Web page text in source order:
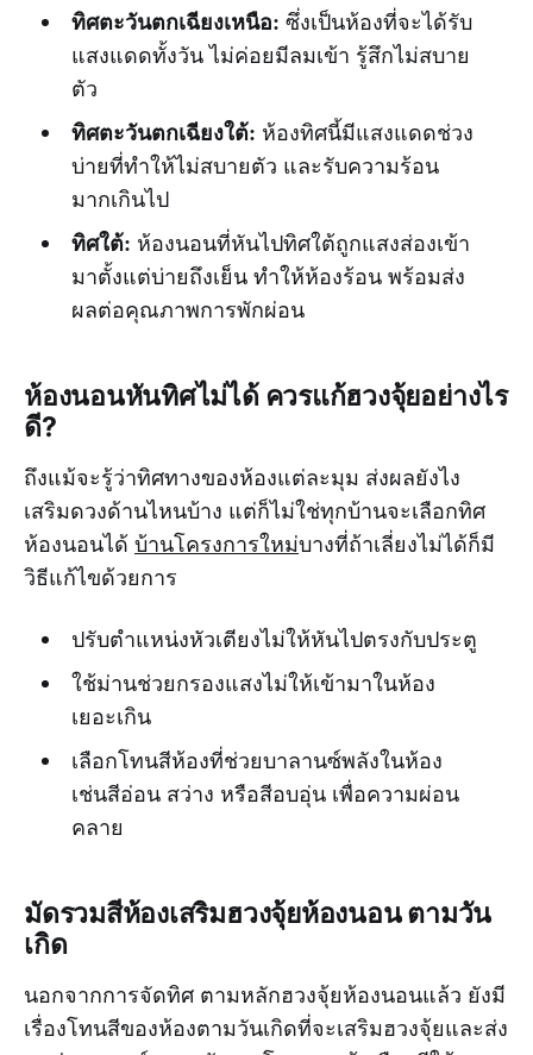
ทิศตะวันตกเฉียงเหนือ: ซึ่งเป็นห้องที่จะได้รับ
แสงแดดทั้งวัน ไม่ค่อยมีลมเข้า รู้สึกไม่สบาย
ตัว
ทิศตะวันตกเฉียงใต้: ห้องทิศนี้มีแสงแดดช่วง
บ่ายที่ทำให้ไม่สบายตัว และรับความร้อน
มากเกินไป
ทิศใต้: ห้องนอนที่หันไปทิศใต้ถูกแสงส่องเข้า
มาตั้งแต่บ่ายถึงเย็น ทำให้ห้องร้อน พร้อมส่ง
ผลต่อคุณภาพการพักผ่อน
ห้องนอนหันทิศไม่ได้ ควรแก้ฮวงจุ้ยอย่างไร
ดี?
ถึงแม้จะรู้ว่าทิศทางของห้องแต่ละมุม ส่งผลยังไง
เสริมดวงด้านไหนบ้าง แต่ก็ไม่ใช่ทุกบ้านจะเลือกทิศ
ห้องนอนได้ บ้านโครงการใหม่บางที่ถ้าเลี่ยงไม่ได้ก็มี
วิธีแก้ไขด้วยการ
ปรับตำแหน่งหัวเตียงไม่ให้หันไปตรงกับประตู
ใช้ม่านช่วยกรองแสงไม่ให้เข้ามาในห้อง
เยอะเกิน
เลือกโทนสีห้องที่ช่วยบาลานซ์พลังในห้อง
เช่นสีอ่อน สว่าง หรือสีอบอุ่น เพื่อความผ่อน
คลาย
มัดรวมสีห้องเสริมฮวงจุ้ยห้องนอน ตามวัน
เกิด
นอกจากการจัดทิศ ตามหลักฮวงจุ้ยห้องนอนแล้ว ยังมี
เรื่องโทนสีของห้องตามวันเกิดที่จะเสริมฮวงจุ้ยและส่ง